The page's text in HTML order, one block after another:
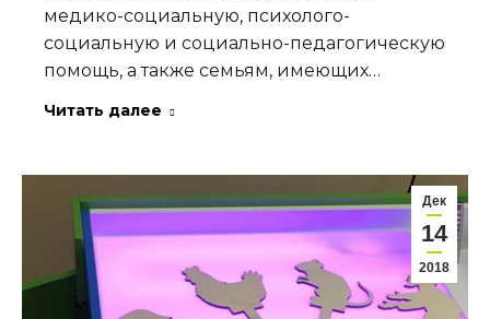
медико-социальную, психолого-
социальную и социально-педагогическую
помощь, а также семьям, имеющих…
Читать далее
Дек
14
2018